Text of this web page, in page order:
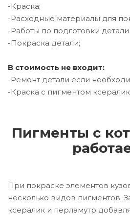
-Краска;
-Расходные материалы для
-Работы по подготовки
-Покраска детали;
В стоимость не входит:
-Ремонт детали если
-Краска с пигментом
Пигменты с
При покраске элементов
несколько видов пигментов.
ксералик и перламутр